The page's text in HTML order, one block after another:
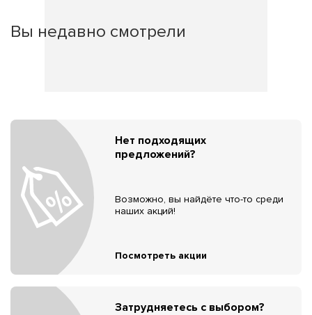
Вы недавно смотрели
Нет подходящих
предложений?
Возможно, вы найдёте что-то среди
наших акций!
Посмотреть акции
Затрудняетесь с выбором?